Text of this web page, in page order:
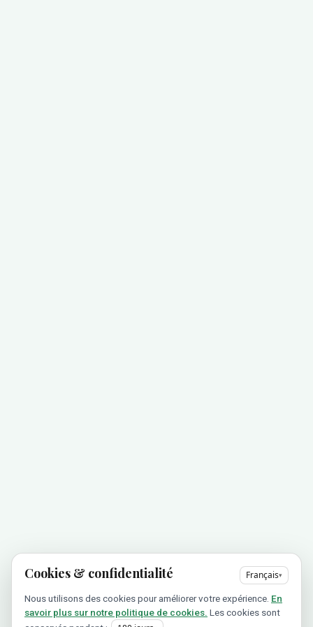
Cookies & confidentialité Français▾
Nous utilisons des cookies pour améliorer votre expérience. En
savoir plus sur notre politique de cookies. Les cookies sont